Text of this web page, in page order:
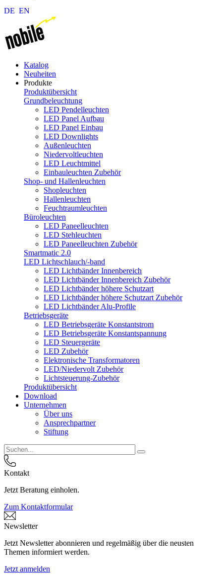
DE EN
Katalog
Neuheiten
Produkte
Produktübersicht
Grundbeleuchtung
LED Pendelleuchten
LED Panel Aufbau
LED Panel Einbau
LED Downlights
Außenleuchten
Niedervoltleuchten
LED Leuchtmittel
Einbauleuchten Zubehör
Shop- und Hallenleuchten
Shopleuchten
Hallenleuchten
Feuchtraumleuchten
Büroleuchten
LED Paneelleuchten
LED Stehleuchten
LED Paneelleuchten Zubehör
Smartmatic 2.0
LED Lichtschlauch/-band
LED Lichtbänder Innenbereich
LED Lichtbänder Innenbereich Zubehör
LED Lichtbänder höhere Schutzart
LED Lichtbänder höhere Schutzart Zubehör
LED Lichtbänder Alu-Profile
Betriebsgeräte
LED Betriebsgeräte Konstantstrom
LED Betriebsgeräte Konstantspannung
LED Steuergeräte
LED Zubehör
Elektronische Transformatoren
LED/Niedervolt Zubehör
Lichtsteuerung-Zubehör
Produktübersicht
Download
Unternehmen
Über uns
Ansprechpartner
Stiftung
Kontakt
Jetzt Beratung einholen.
Zum Kontaktformular
Newsletter
Jetzt Newsletter abonnieren und regelmäßig über die neusten
Themen informiert werden.
Jetzt anmelden